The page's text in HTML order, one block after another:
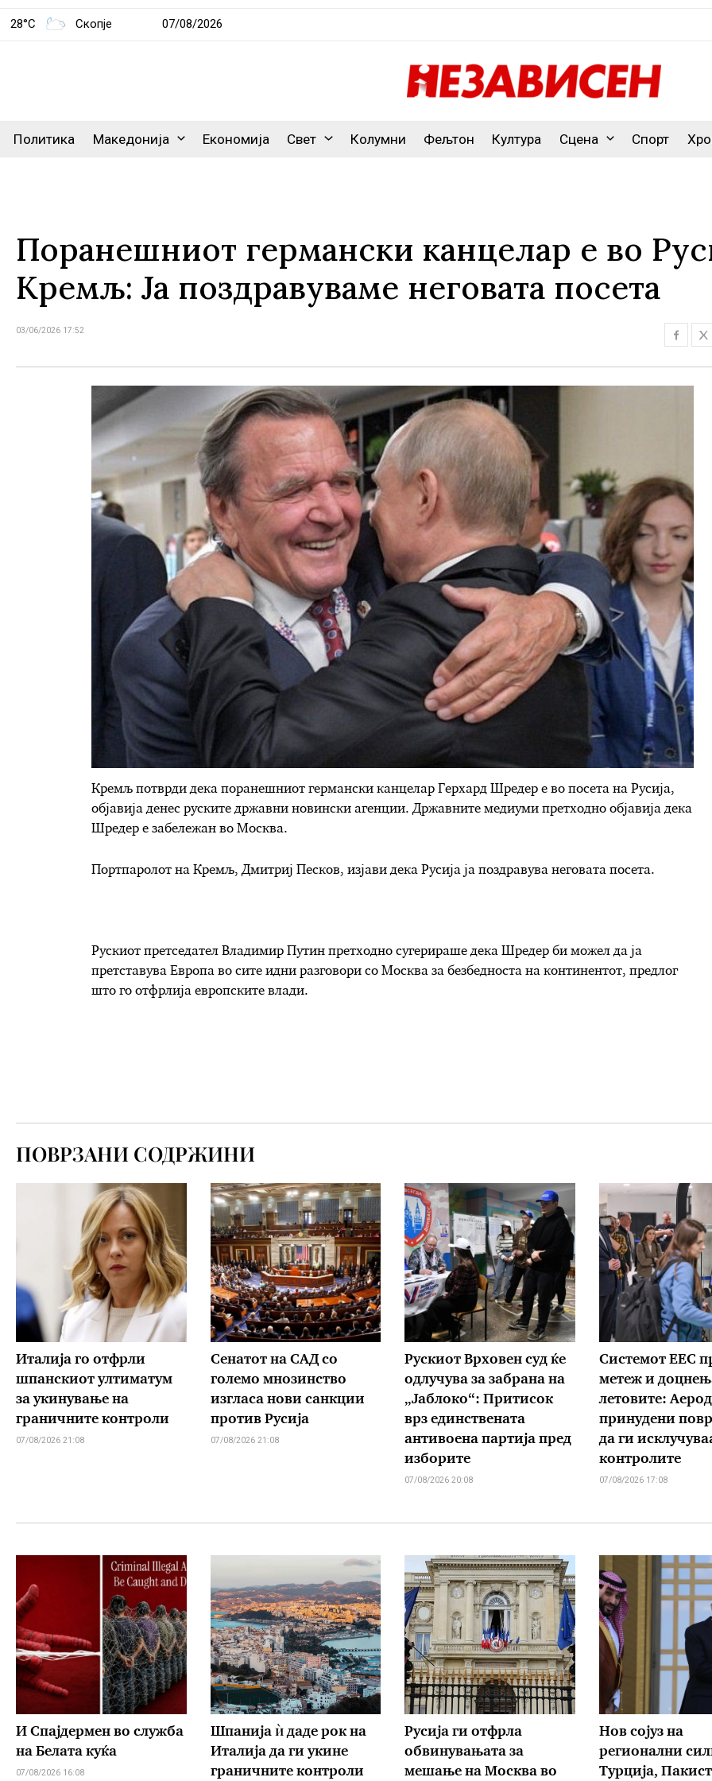
28°C Скопје 07/08/2026
Политика Македонија Економија Свет Колумни Фељтон Култура Сцена Спорт
Поранешниот германски канцелар е во
Кремљ: Ја поздравуваме неговата посета
03/06/2026 17:52
Кремљ потврди дека поранешниот германски канцелар Герхард Шредер е во посета на Русија,
објавија денес руските државни новински агенции. Државните медиуми претходно објавија дека
Шредер е забележан во Москва.
Портпаролот на Кремљ, Дмитриј Песков, изјави дека Русија ја поздравува неговата посета.
Рускиот претседател Владимир Путин претходно сугерираше дека Шредер би можел да ја
претставува Европа во сите идни разговори со Москва за безбедноста на континентот, предлог
што го отфрлија европските влади.
ПОВРЗАНИ СОДРЖИНИ
Италија го отфрли
шпанскиот ултиматум
за укинување на
граничните контроли
07/08/2026 21:08
Сенатот на САД со
големо мнозинство
изгласа нови санкции
против Русија
07/08/2026 21:08
Рускиот Врховен суд ќе
одлучува за забрана на
„Јаблоко“: Притисок
врз единствената
антивоена партија пред
изборите
07/08/2026 20:08
Системот ЕЕС
метеж и
летовите:
принудени
да ги
контролите
07/08/2026 17:08
И Спајдермен во служба
на Белата куќа
07/08/2026 16:08
Шпанија ѝ даде рок на
Италија да ги укине
граничните контроли
Русија ги отфрла
обвинувањата за
мешање на Москва во
Нов сојуз на
регионални
Турција,